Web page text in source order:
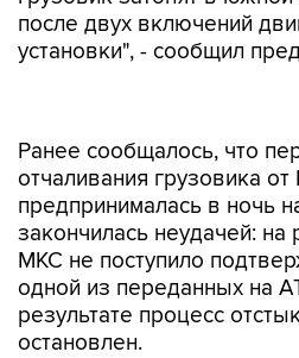
после двух включений
установки", - сообщил
Ранее сообщалось, что
отчаливания грузовика
предпринималась в ночь
закончилась неудачей: на
МКС не поступило
одной из переданных на
результате процесс
остановлен.